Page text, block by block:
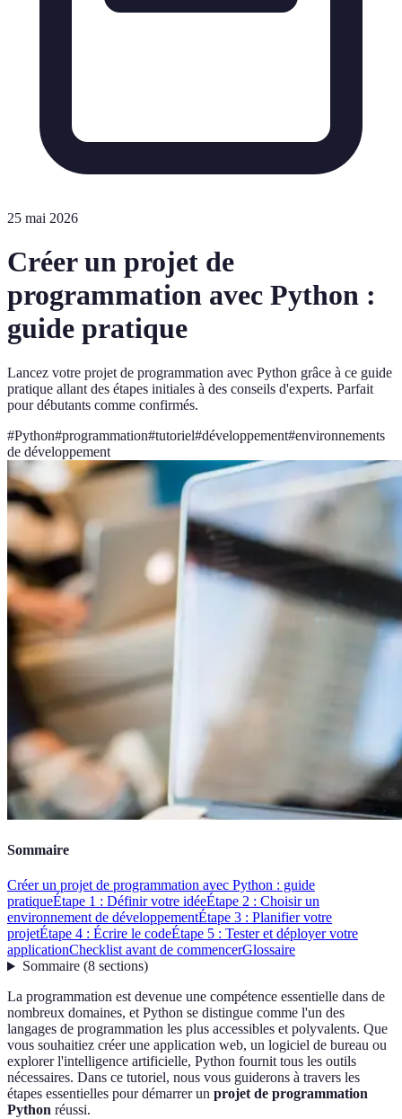
25 mai 2026
Créer un projet de
programmation avec Python :
guide pratique
Lancez votre projet de programmation avec Python grâce à ce guide
pratique allant des étapes initiales à des conseils d'experts. Parfait
pour débutants comme confirmés.
#Python#programmation#tutoriel#développement#environnements
de développement
Sommaire
Créer un projet de programmation avec Python : guide
pratiqueÉtape 1 : Définir votre idéeÉtape 2 : Choisir un
environnement de développementÉtape 3 : Planifier votre
projetÉtape 4 : Écrire le codeÉtape 5 : Tester et déployer votre
applicationChecklist avant de commencerGlossaire
Sommaire(8 sections)
La programmation est devenue une compétence essentielle dans de
nombreux domaines, et Python se distingue comme l'un des
langages de programmation les plus accessibles et polyvalents. Que
vous souhaitiez créer une application web, un logiciel de bureau ou
explorer l'intelligence artificielle, Python fournit tous les outils
nécessaires. Dans ce tutoriel, nous vous guiderons à travers les
étapes essentielles pour démarrer un projet de programmation
Python réussi.